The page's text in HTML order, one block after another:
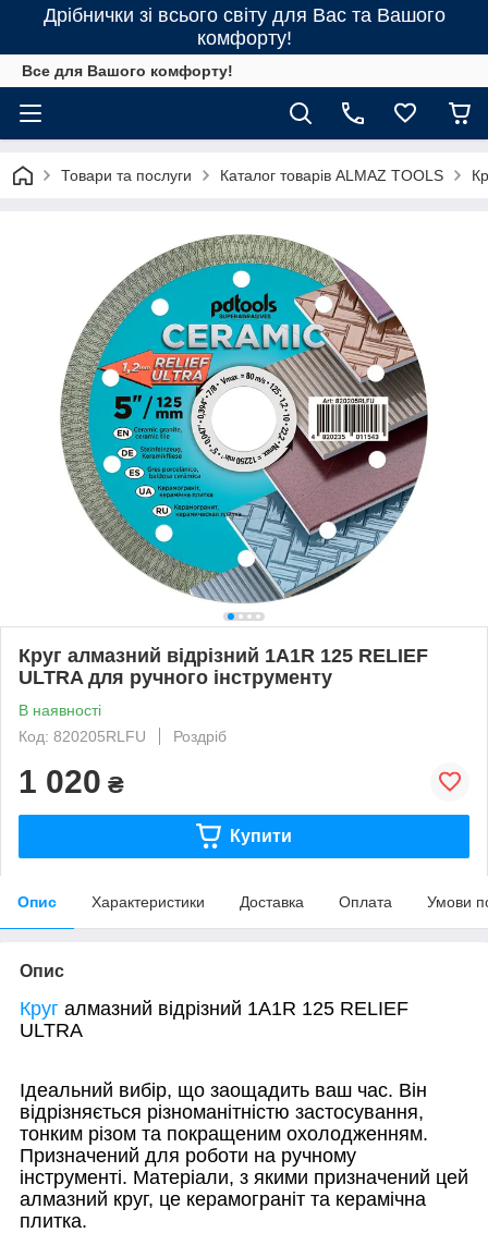
Дрібнички зі всього світу для Вас та Вашого
комфорту!
Все для Вашого комфорту!
Товари та послуги Каталог товарів ALMAZ TOOLS
Круг алмазний вiдрiзний 1A1R 125 RELIEF
ULTRA для ручного інструменту
В наявності
Код: 820205RLFU
Роздріб
1 020 ₴
Купити
Опис Характеристики Доставка Оплата Умови
Опис
Круг алмазний вiдрiзний 1A1R 125 RELIEF
ULTRA
Ідеальний вибір, що заощадить ваш час. Він
відрізняється різноманітністю застосування,
тонким різом та покращеним охолодженням.
Призначений для роботи на ручному
інструменті. Матеріали, з якими призначений цей
алмазний круг, це керамограніт та керамічна
плитка.